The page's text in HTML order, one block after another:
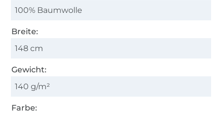
100% Baumwolle
Breite:
148 cm
Gewicht:
140 g/m²
Farbe: